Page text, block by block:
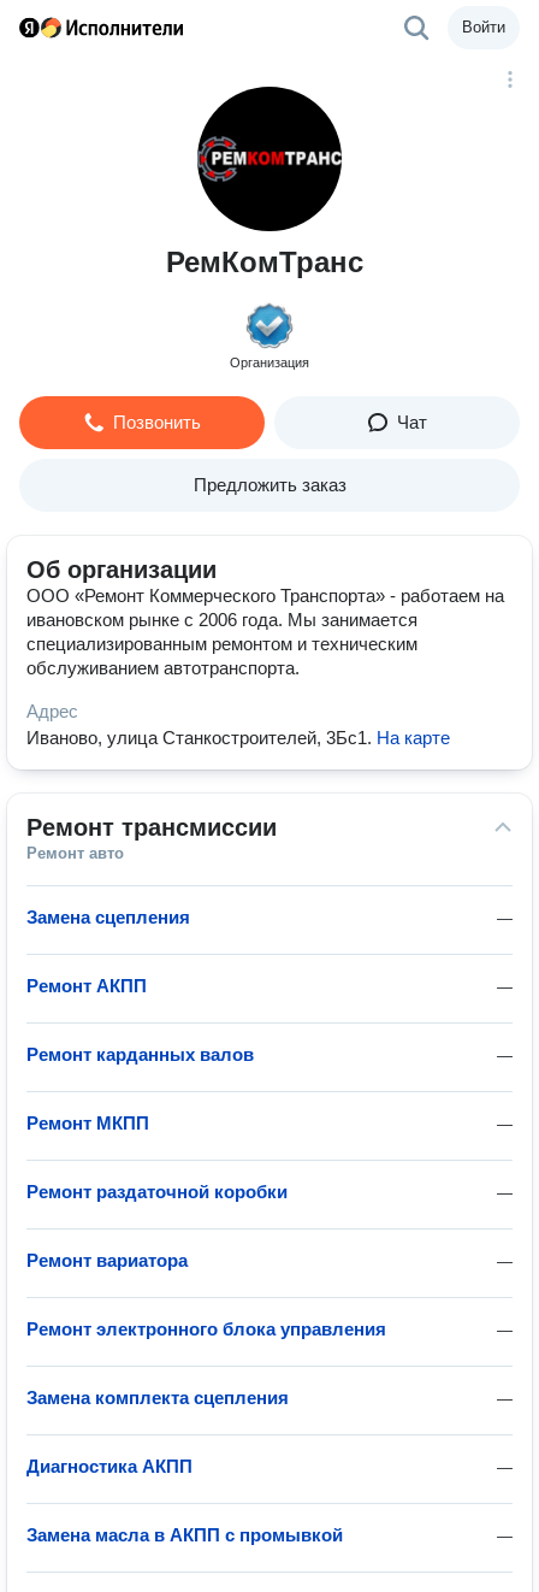
Войти
РемКомТранс
Организация
Позвонить Чат
Предложить заказ
Об организации
ООО «Ремонт Коммерческого Транспорта» - работаем на
ивановском рынке с 2006 года. Мы занимается
специализированным ремонтом и техническим
обслуживанием автотранспорта.
Адрес
Иваново, улица Станкостроителей, 3Бс1. На карте
Ремонт трансмиссии
Ремонт авто
—
Замена сцепления
—
Ремонт АКПП
—
Ремонт карданных валов
—
Ремонт МКПП
—
Ремонт раздаточной коробки
—
Ремонт вариатора
—
Ремонт электронного блока управления
—
Замена комплекта сцепления
—
Диагностика АКПП
—
Замена масла в АКПП с промывкой